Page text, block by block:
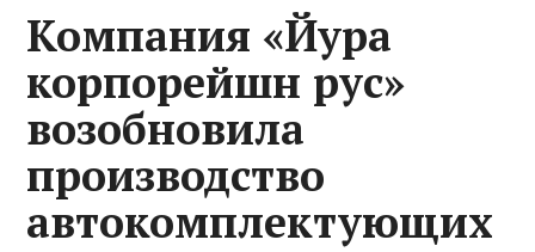
Компания «Йура
корпорейшн рус»
возобновила
производство
автокомплектующих